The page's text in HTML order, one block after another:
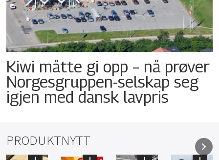
Kiwi måtte gi opp – nå prøver
Norgesgruppen-selskap seg
igjen med dansk lavpris
PRODUKTNYTT